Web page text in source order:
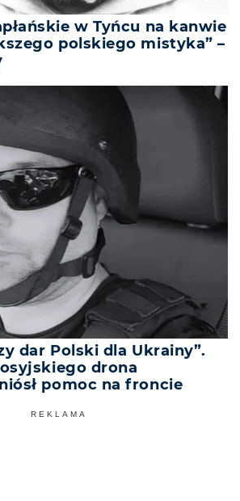
w Tyńcu na kanwie
polskiego mistyka” –
dar Polski dla Ukrainy”.
drona
pomoc na froncie
REKLAMA